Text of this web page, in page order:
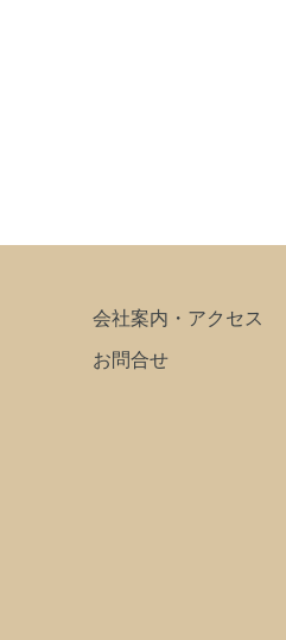
会社案内・アクセス
お問合せ